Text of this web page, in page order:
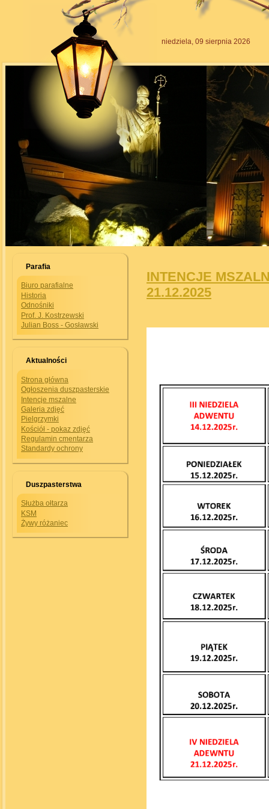
niedziela, 09 sierpnia 2026
Parafia
Biuro parafialne
Historia
Odnośniki
Prof. J. Kostrzewski
Julian Boss - Gosławski
Aktualności
Strona główna
Ogłoszenia duszpasterskie
Intencje mszalne
Galeria zdjęć
Pielgrzymki
Kościół - pokaz zdjęć
Regulamin cmentarza
Standardy ochrony
Duszpasterstwa
Służba ołtarza
KSM
Żywy różaniec
INTENCJE
21.12.2025